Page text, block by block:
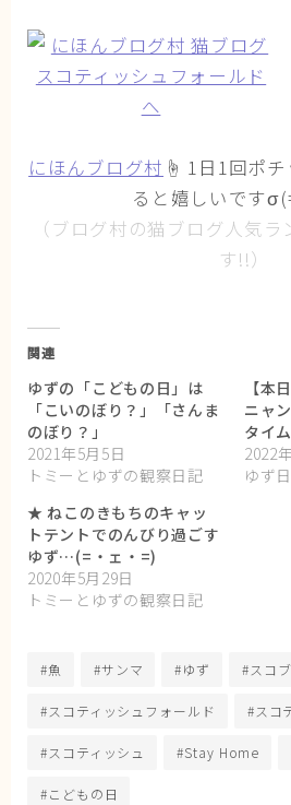
にほんブログ村 ☝ 1日1回ポチ
ると嬉しいです
（ブログ村の猫ブログ人気
す!!）
関連
ゆずの「こどもの日」は
「こいのぼり？」「さんま
のぼり？」
2021年5月5日
トミーとゆずの観察日記
【本
ニャ
タイ
2022
ゆず
★ ねこのきもちのキャッ
トテントでのんびり過ごす
ゆず…(=・ェ・=)
2020年5月29日
トミーとゆずの観察日記
#魚 #サンマ #ゆず #スコ
#スコティッシュフォールド #スコ
#スコティッシュ #Stay Home
#こどもの日